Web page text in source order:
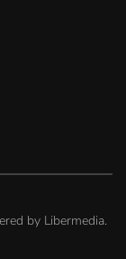
by Libermedia.